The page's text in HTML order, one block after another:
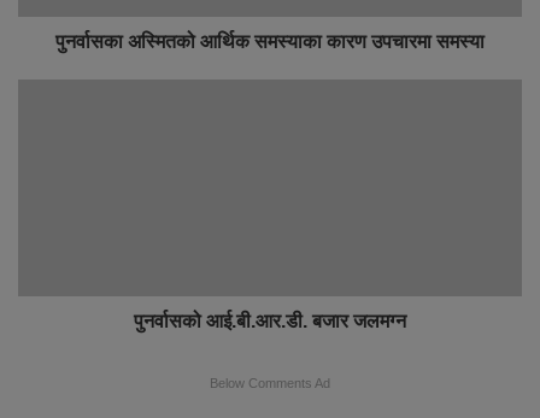
पुनर्वासका अस्मितको आर्थिक समस्याका कारण उपचारमा समस्या
पुनर्वासको आई.बी.आर.डी. बजार जलमग्न
Below Comments Ad